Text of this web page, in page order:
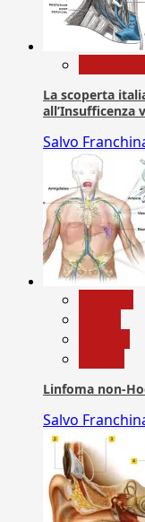
La scoperta
all’Insufficenza
Salvo
Linfoma non-
Salvo